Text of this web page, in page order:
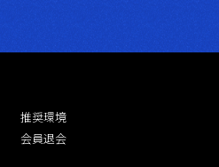
推奨環境
会員退会